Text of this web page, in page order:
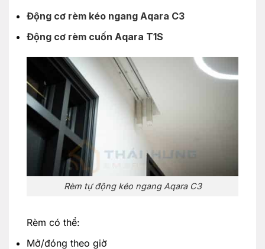
Động cơ rèm kéo ngang Aqara C3
Động cơ rèm cuốn Aqara T1S
Rèm tự động kéo ngang Aqara C3
Rèm có thể:
Mở/đóng theo giờ